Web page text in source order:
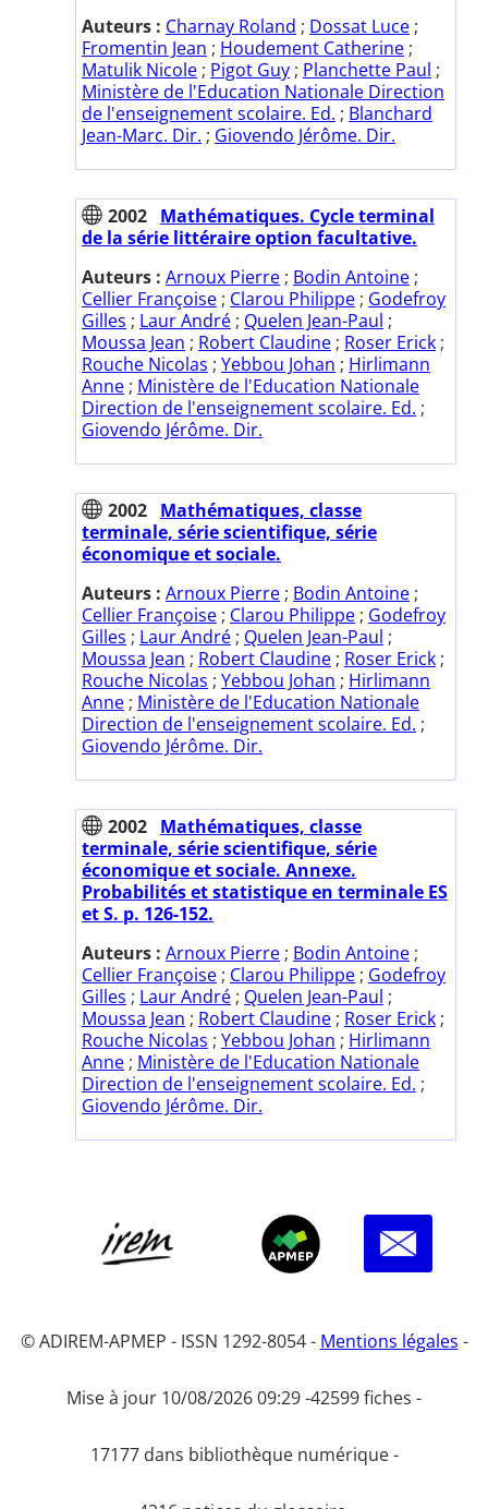
Auteurs : Charnay Roland ; Dossat Luce ;
Fromentin Jean ; Houdement Catherine ;
Matulik Nicole ; Pigot Guy ; Planchette Paul ;
Ministère de l'Education Nationale Direction
de l'enseignement scolaire. Ed. ; Blanchard
Jean-Marc. Dir. ; Giovendo Jérôme. Dir.
2002 Mathématiques. Cycle terminal
de la série littéraire option facultative.
Auteurs : Arnoux Pierre ; Bodin Antoine ;
Cellier Françoise ; Clarou Philippe ; Godefroy
Gilles ; Laur André ; Quelen Jean-Paul ;
Moussa Jean ; Robert Claudine ; Roser Erick ;
Rouche Nicolas ; Yebbou Johan ; Hirlimann
Anne ; Ministère de l'Education Nationale
Direction de l'enseignement scolaire. Ed. ;
Giovendo Jérôme. Dir.
2002 Mathématiques, classe
terminale, série scientifique, série
économique et sociale.
Auteurs : Arnoux Pierre ; Bodin Antoine ;
Cellier Françoise ; Clarou Philippe ; Godefroy
Gilles ; Laur André ; Quelen Jean-Paul ;
Moussa Jean ; Robert Claudine ; Roser Erick ;
Rouche Nicolas ; Yebbou Johan ; Hirlimann
Anne ; Ministère de l'Education Nationale
Direction de l'enseignement scolaire. Ed. ;
Giovendo Jérôme. Dir.
2002 Mathématiques, classe
terminale, série scientifique, série
économique et sociale. Annexe.
Probabilités et statistique en terminale ES
et S. p. 126-152.
Auteurs : Arnoux Pierre ; Bodin Antoine ;
Cellier Françoise ; Clarou Philippe ; Godefroy
Gilles ; Laur André ; Quelen Jean-Paul ;
Moussa Jean ; Robert Claudine ; Roser Erick ;
Rouche Nicolas ; Yebbou Johan ; Hirlimann
Anne ; Ministère de l'Education Nationale
Direction de l'enseignement scolaire. Ed. ;
Giovendo Jérôme. Dir.
© ADIREM-APMEP - ISSN 1292-8054 - Mentions légales -
Mise à jour 10/08/2026 09:29 -42599 fiches -
17177 dans bibliothèque numérique -